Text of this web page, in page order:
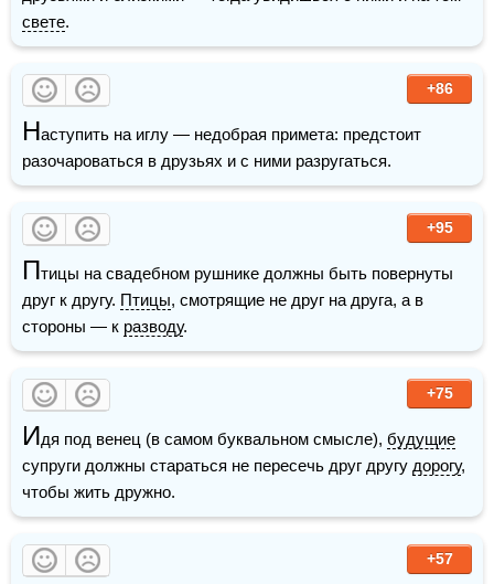
свете.
+86
Наступить на иглу — недобрая примета: предстоит
разочароваться в друзьях и с ними разругаться.
+95
Птицы на свадебном рушнике должны быть повернуты
друг к другу. Птицы, смотрящие не друг на друга, а в
стороны — к разводу.
+75
Идя под венец (в самом буквальном смысле), будущие
супруги должны стараться не пересечь друг другу дорогу,
чтобы жить дружно.
+57